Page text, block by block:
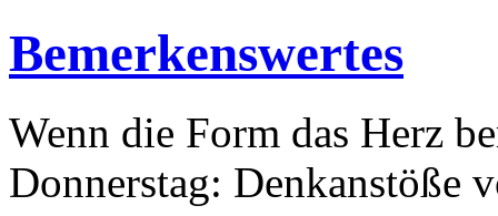
Bemerkenswertes
Wenn die Form das Herz
Donnerstag: Denkanstöße